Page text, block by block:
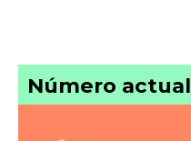
Número actual